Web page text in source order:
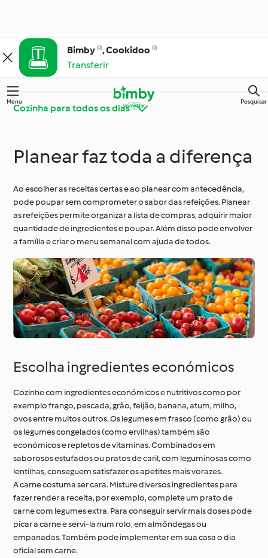
Bimby ®, Cookidoo ®
Transferir
Menu Pesquisar
Cozinha para todos os dias
Conheça o Cookidoo®
Bimby® Dicas e
Truques
Ingredientes
Cozinha para todos os
dias
Dietas e tendências
Ocasiões especiais e
estações
À volta do mundo com
o Cookidoo®
Aprenda com o
Cookidoo®
Planear faz toda a diferença
Ao escolher as receitas certas e ao planear com antecedência,
pode poupar sem comprometer o sabor das refeições. Planear
as refeições permite organizar a lista de compras, adquirir maior
quantidade de ingredientes e poupar. Além disso pode envolver
a família e criar o menu semanal com ajuda de todos.
Escolha ingredientes económicos
Cozinhe com ingredientes económicos e nutritivos como por
exemplo frango, pescada, grão, feijão, banana, atum, milho,
ovos entre muitos outros. Os legumes em frasco (como grão) ou
os legumes congelados (como ervilhas) também são
económicos e repletos de vitaminas. Combinados em
saborosos estufados ou pratos de caril, com leguminosas como
lentilhas, conseguem satisfazer os apetites mais vorazes.
A carne costuma ser cara. Misture diversos ingredientes para
fazer render a receita, por exemplo, complete um prato de
carne com legumes extra. Para conseguir servir mais doses pode
picar a carne e servi-la num rolo, em almôndegas ou
empanadas. Também pode implementar em sua casa o dia
oficial sem carne.